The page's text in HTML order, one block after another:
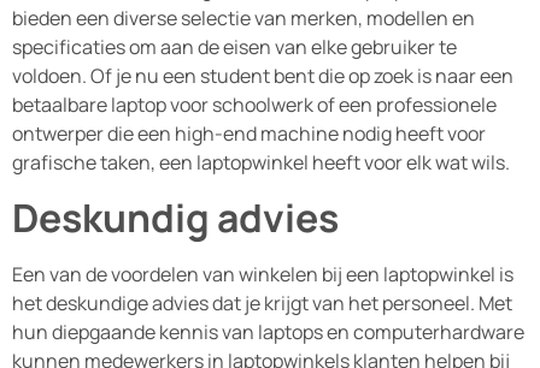
bieden een diverse selectie van merken, modellen en
specificaties om aan de eisen van elke gebruiker te
voldoen. Of je nu een student bent die op zoek is naar een
betaalbare laptop voor schoolwerk of een professionele
ontwerper die een high-end machine nodig heeft voor
grafische taken, een laptopwinkel heeft voor elk wat wils.
Deskundig advies
Een van de voordelen van winkelen bij een laptopwinkel is
het deskundige advies dat je krijgt van het personeel. Met
hun diepgaande kennis van laptops en computerhardware
kunnen medewerkers in laptopwinkels klanten helpen bij